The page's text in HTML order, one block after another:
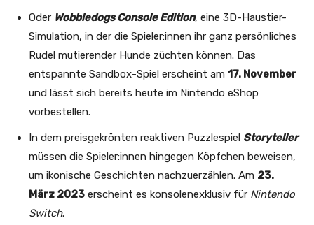
Oder Wobbledogs Console Edition, eine 3D-Haustier-
Simulation, in der die Spieler:innen ihr ganz persönliches
Rudel mutierender Hunde züchten können. Das
entspannte Sandbox-Spiel erscheint am 17. November
und lässt sich bereits heute im Nintendo eShop
vorbestellen.
In dem preisgekrönten reaktiven Puzzlespiel Storyteller
müssen die Spieler:innen hingegen Köpfchen beweisen,
um ikonische Geschichten nachzuerzählen. Am 23.
März 2023 erscheint es konsolenexklusiv für Nintendo
Switch.